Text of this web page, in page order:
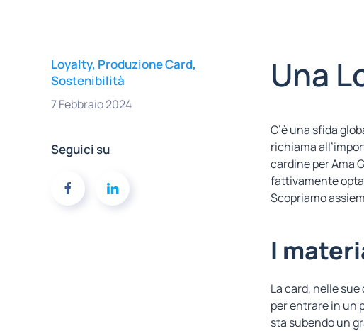
Loyalty, Produzione Card,
Sostenibilità
7 Febbraio 2024
Seguici su
Una
C’è una sfida
richiama
cardine per Ama
fattivamente
Scopriamo
I
La card, nelle
per entrare in un
sta subendo un